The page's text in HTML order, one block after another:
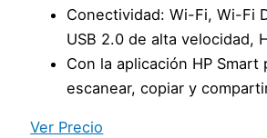
Conectividad: Wi-Fi, Wi-Fi
USB 2.0 de alta velocidad,
Con la aplicación HP Smart
escanear, copiar y
Ver Precio